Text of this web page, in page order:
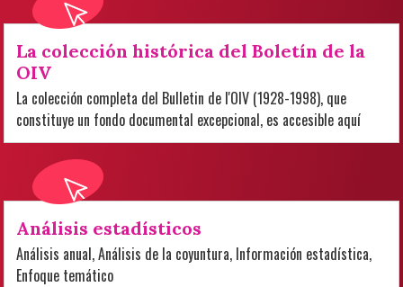
La colección histórica del Boletín de la
OIV
La colección completa del Bulletin de l'OIV (1928-1998), que
constituye un fondo documental excepcional, es accesible aquí
Análisis estadísticos
Análisis anual, Análisis de la coyuntura, Información estadística,
Enfoque temático